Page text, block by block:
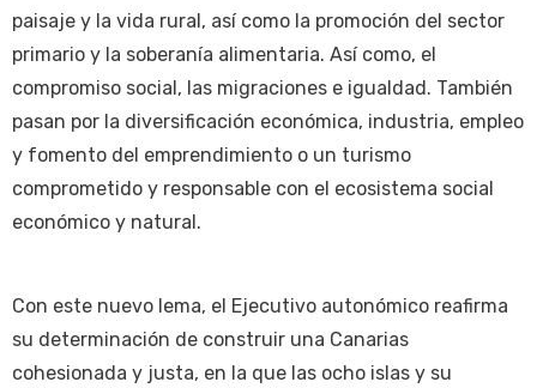
paisaje y la vida rural, así como la promoción del sector
primario y la soberanía alimentaria. Así como, el
compromiso social, las migraciones e igualdad. También
pasan por la diversificación económica, industria, empleo
y fomento del emprendimiento o un turismo
comprometido y responsable con el ecosistema social
económico y natural.
Con este nuevo lema, el Ejecutivo autonómico reafirma
su determinación de construir una Canarias
cohesionada y justa, en la que las ocho islas y su